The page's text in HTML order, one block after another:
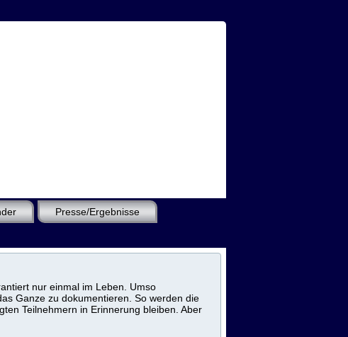
Presse/Ergebnisse
nur einmal im Leben. Umso
Ganze zu dokumentieren. So werden die
Teilnehmern in Erinnerung bleiben. Aber